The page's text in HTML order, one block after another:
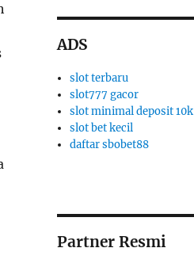
ADS
slot terbaru
slot777 gacor
slot minimal deposit 10k
slot bet kecil
daftar sbobet88
Partner Resmi